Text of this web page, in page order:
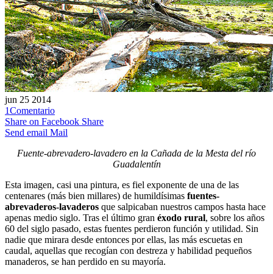
jun 25 2014
1Comentario
Share on Facebook Share
Send email Mail
Fuente-abrevadero-lavadero en la Cañada de la Mesta del río
Guadalentín
Esta imagen, casi una pintura, es fiel exponente de una de las
centenares (más bien millares) de humildísimas fuentes-
abrevaderos-lavaderos que salpicaban nuestros campos hasta hace
apenas medio siglo. Tras el último gran éxodo rural, sobre los años
60 del siglo pasado, estas fuentes perdieron función y utilidad. Sin
nadie que mirara desde entonces por ellas, las más escuetas en
caudal, aquellas que recogían con destreza y habilidad pequeños
manaderos, se han perdido en su mayoría.